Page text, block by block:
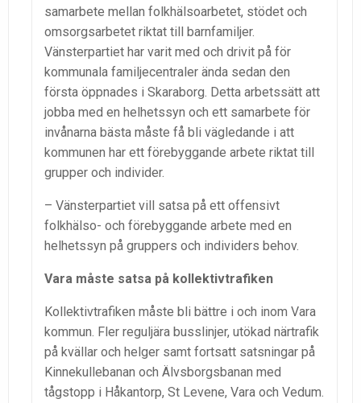
samarbete mellan folkhälsoarbetet, stödet och
omsorgsarbetet riktat till barnfamiljer.
Vänsterpartiet har varit med och drivit på för
kommunala familjecentraler ända sedan den
första öppnades i Skaraborg. Detta arbetssätt att
jobba med en helhetssyn och ett samarbete för
invånarna bästa måste få bli vägledande i att
kommunen har ett förebyggande arbete riktat till
grupper och individer.
– Vänsterpartiet vill satsa på ett offensivt
folkhälso- och förebyggande arbete med en
helhetssyn på gruppers och individers behov.
Vara måste satsa på kollektivtrafiken
Kollektivtrafiken måste bli bättre i och inom Vara
kommun. Fler reguljära busslinjer, utökad närtrafik
på kvällar och helger samt fortsatt satsningar på
Kinnekullebanan och Älvsborgsbanan med
tågstopp i Håkantorp, St Levene, Vara och Vedum.